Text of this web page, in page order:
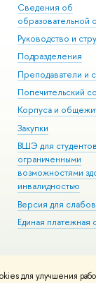
для улучшения
Сведения об
образовательной
Руководство и
Подразделения
Преподаватели и
Попечительский
Корпуса и
Закупки
ВШЭ для
ограниченными
возможностями
инвалидностью
Версия для
Единая платежная
© НИУ ВШЭ